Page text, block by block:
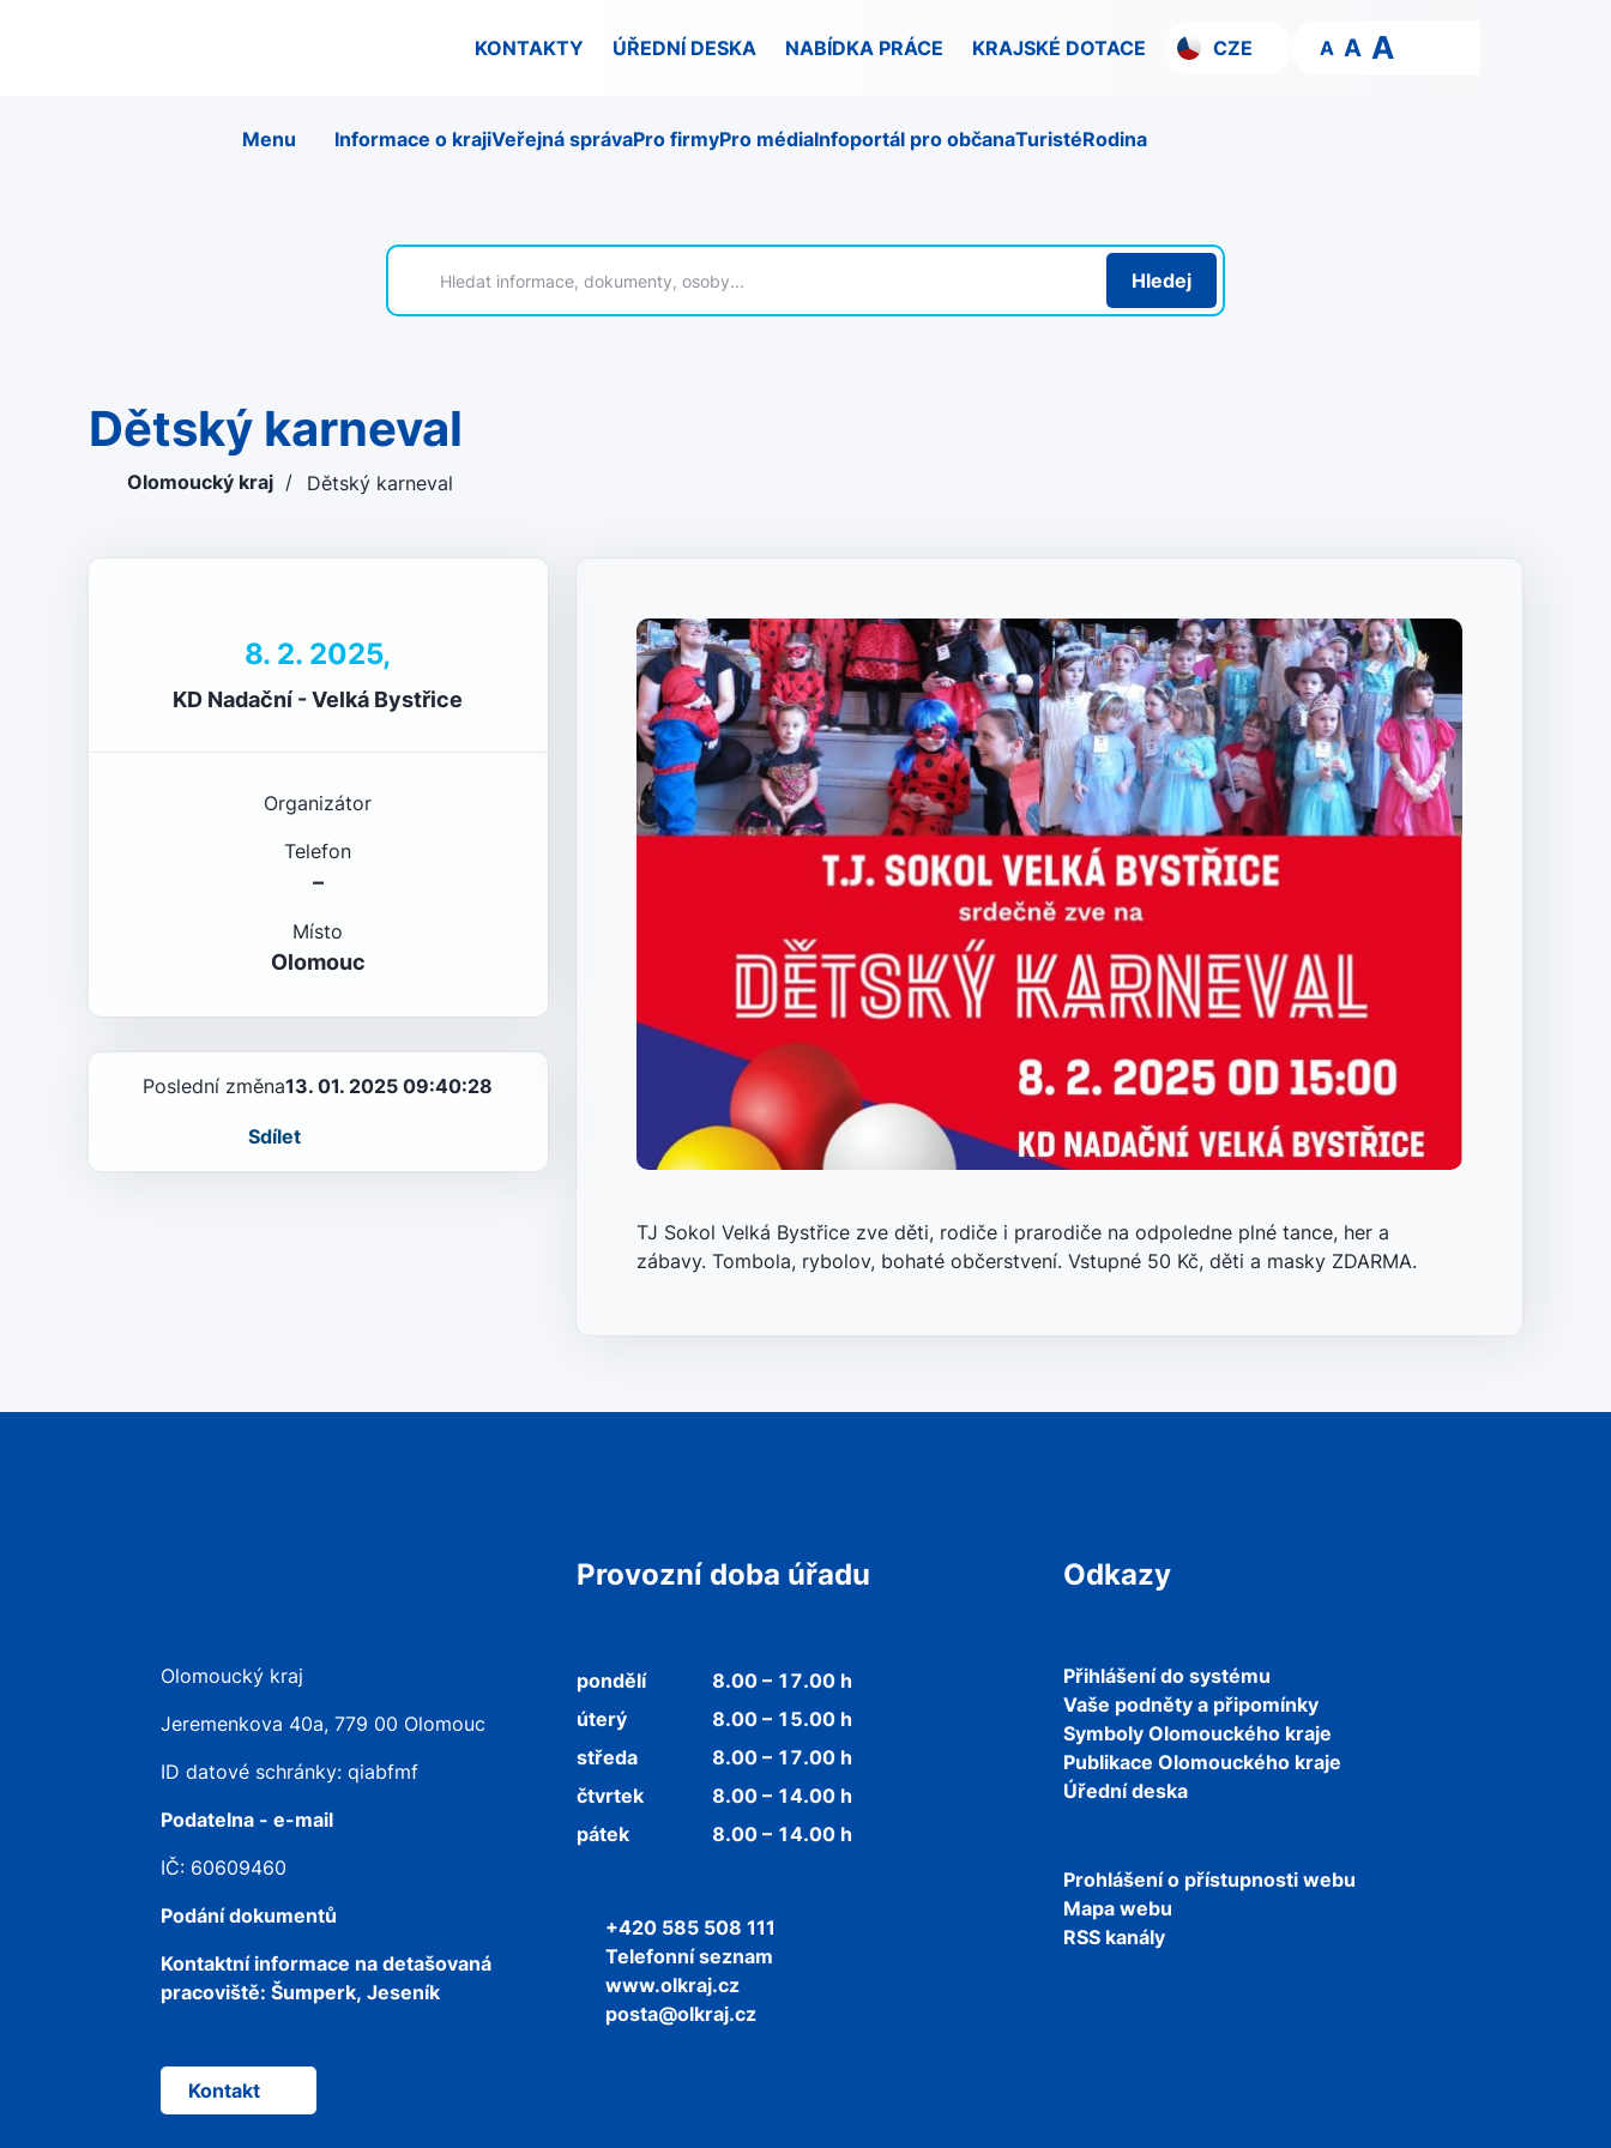
KONTAKTY ÚŘEDNÍ DESKA NABÍDKA PRÁCE KRAJSKÉ DOTACE CZE A A A
Menu Informace o krajiVeřejná správaPro firmyPro médiaInfoportál pro občanaTuristéRodina
Hledej
Dětský karneval
Olomoucký kraj / Dětský karneval
8. 2. 2025,
KD Nadační - Velká Bystřice
Organizátor
Telefon
–
Místo
Olomouc
Poslední změna13. 01. 2025 09:40:28
Sdílet
TJ Sokol Velká Bystřice zve děti, rodiče i prarodiče na odpoledne plné tance, her a
zábavy. Tombola, rybolov, bohaté občerstvení. Vstupné 50 Kč, děti a masky ZDARMA.
Olomoucký kraj
Jeremenkova 40a, 779 00 Olomouc
ID datové schránky: qiabfmf
Podatelna - e-mail
IČ: 60609460
Podání dokumentů
Kontaktní informace na detašovaná
pracoviště: Šumperk, Jeseník
Kontakt
Provozní doba úřadu
pondělí
8.00 – 17.00 h
úterý
8.00 – 15.00 h
středa
8.00 – 17.00 h
čtvrtek
8.00 – 14.00 h
pátek
8.00 – 14.00 h
+420 585 508 111
Telefonní seznam
www.olkraj.cz
posta@olkraj.cz
Odkazy
Přihlášení do systému
Vaše podněty a připomínky
Symboly Olomouckého kraje
Publikace Olomouckého kraje
Úřední deska
Prohlášení o přístupnosti webu
Mapa webu
RSS kanály